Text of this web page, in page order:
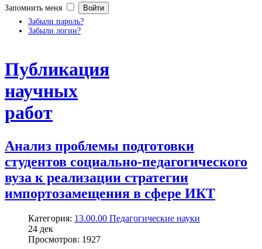
Запомнить меня
Забыли пароль?
Забыли логин?
Публикация
научных
работ
Анализ проблемы подготовки
студентов социально-педагогического
вуза к реализации стратегии
импортозамещения в сфере ИКТ
Категория: 13.00.00 Педагогические науки
24 дек
Просмотров: 1927